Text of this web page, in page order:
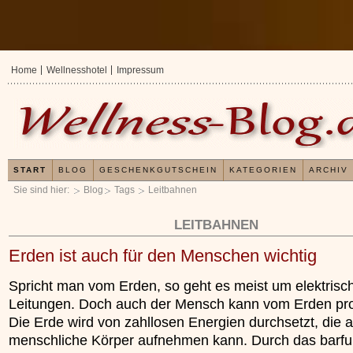
Sie sind hier: Blog Tags Leitbahnen
LEITBAHNEN
Erden ist auch für den Menschen wichtig
Spricht man vom Erden, so geht es meist um
Leitungen. Doch auch der Mensch kann vom Erden
Die Erde wird von zahllosen Energien durchsetzt, die
menschliche Körper aufnehmen kann. Durch das
Erfahrungen mit und
Home Wellnesshotel Impressum
START BLOG GESCHENKGUTSCHEIN KATEGORIEN ARCHIV